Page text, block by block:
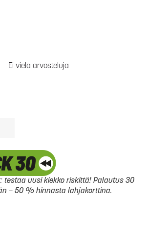
Ei vielä arvosteluja
testaa uusi kiekko riskittä! Palautus 30
– 50 % hinnasta lahjakorttina.